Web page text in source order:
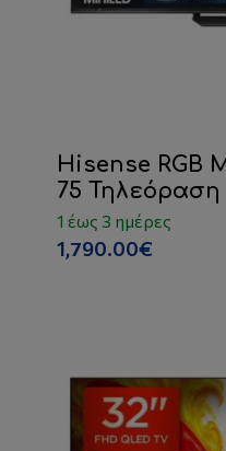
Hisense RGB
75 Τηλεόραση
1 έως 3 ημέρες
1,790.00€